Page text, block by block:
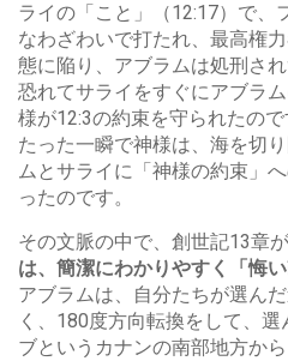
ライの「こと」（12:17）で、
なわざわいで打たれ、最高権
態に陥り、アブラムは処刑さ
恐れてサライをすぐにアブラ
様が12:3の約束を守られたので
たった一瞬で神様は、海を切
ムとサライに「神様の約束」
ったのです。
その文脈の中で、創世記13章
は、簡潔にわかりやすく「悔
アブラムは、自分たちが選ん
く、180度方向転換をして、
ブというカナンの南部地方か